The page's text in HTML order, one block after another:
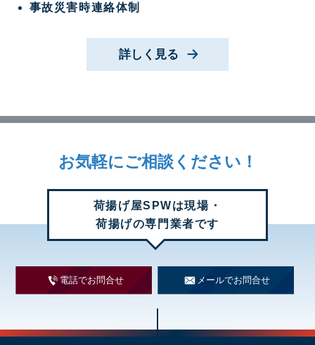
事故災害時連絡体制
詳しく見る
お気軽にご相談ください！
荷揚げ屋SPWは現場・
荷揚げの専門業者です
電話でお問合せ メールでお問合せ